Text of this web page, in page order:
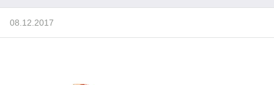
08.12.2017